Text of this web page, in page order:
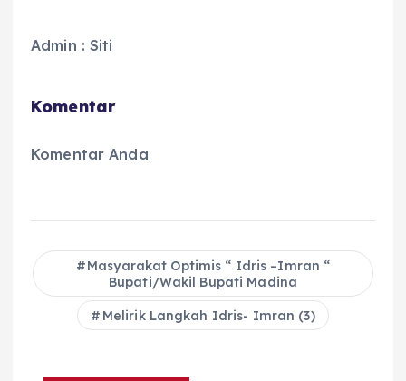
Admin : Siti
Komentar
Komentar Anda
Masyarakat Optimis “ Idris –Imran “
Bupati/Wakil Bupati Madina
Melirik Langkah Idris- Imran (3)